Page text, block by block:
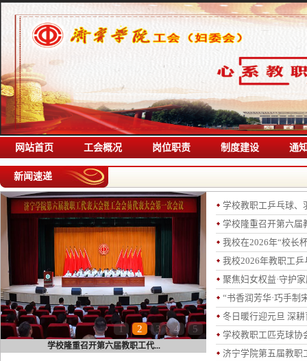
网站首页 工会概况 岗位职责 制度建设 通
新闻速递
1 2 3 4 5
学校隆重召开第六届教职工代...
学校教职工乒乓球、
学校隆重召开第六届
我校在2026年“校长
我校2026年教职工
聚焦妇女权益·守护
“书香润芳华·巧手制
冬日暖行迎元旦 深
学校教职工匹克球协
济宁学院第五届教职